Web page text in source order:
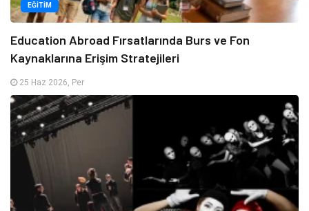
EĞITIM
Education Abroad Fırsatlarında Burs ve Fon
Kaynaklarına Erişim Stratejileri
25 Haz 2026, Per